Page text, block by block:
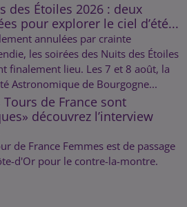
des Étoiles 2026 : deux
pour explorer le ciel d’été...
annulées par crainte
les soirées des Nuits des Étoiles
finalement lieu. Les 7 et 8 août, la
Astronomique de Bourgogne...
Tours de France sont
découvrez l’interview
de France Femmes est de passage
d'Or pour le contre-la-montre.